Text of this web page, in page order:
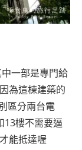
一部是專門給
為這棟建築的
區分兩台電
13樓不需要逼
能抵達喔